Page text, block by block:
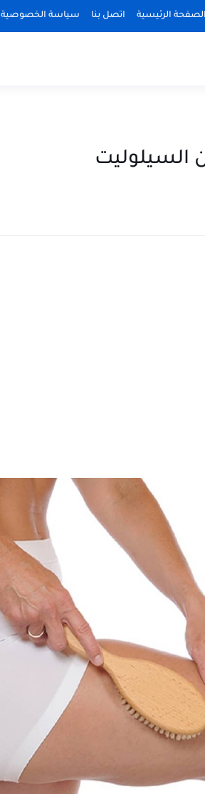
الصفحة الرئيسية اتصل بنا سياسة الخصوصية